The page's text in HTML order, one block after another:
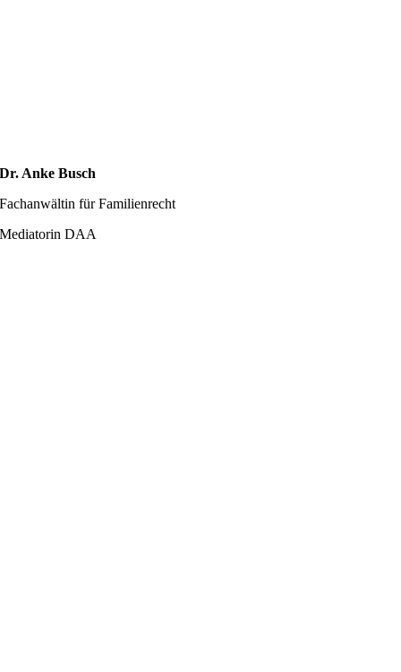
Dr. Anke Busch
Fachanwältin für Familienrecht
Mediatorin DAA